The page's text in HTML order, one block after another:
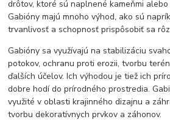
drôtov, ktoré sú naplnené kameňmi
Gabióny majú mnoho výhod, ako sú
trvanlivosť a schopnosť prispôsobiť sa
Gabióny sa využívajú na stabilizáciu
potokov, ochranu proti erozii, tvorbu
ďalších účelov. Ich výhodou je tiež ich
dobre hodí do prírodného prostredia.
využité v oblasti krajinného dizajnu a
tvorbu dekoratívnych prvkov a záhonov.